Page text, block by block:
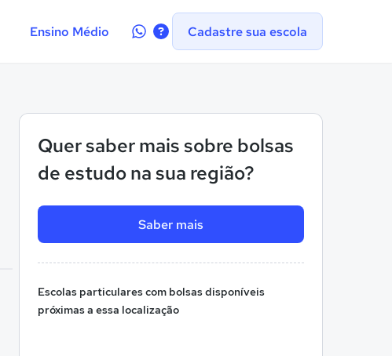
Ensino Médio
Contate-Cadastre sua escola
Quer saber mais sobre bolsas
de estudo na sua região?
Saber mais
Escolas particulares com bolsas disponíveis
próximas a essa localização